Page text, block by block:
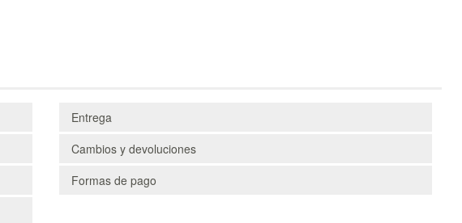
Entrega
Cambios y devoluciones
Formas de pago